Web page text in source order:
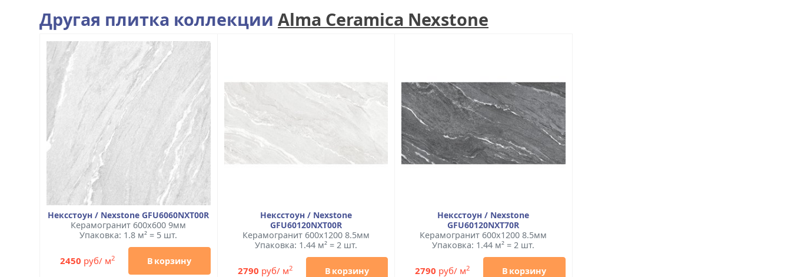
Другая плитка коллекции Alma Ceramica Nexstone
Нексстоун / Nexstone GFU6060NXT00R
Керамогранит 600x600 9мм
Упаковка: 1.8 м² = 5 шт.
2450 руб/ м2 В корзину
Нексстоун / Nexstone
GFU60120NXT00R
Керамогранит 600x1200 8.5мм
Упаковка: 1.44 м² = 2 шт.
2790 руб/ м2 В корзину
Нексстоун / Nexstone
GFU60120NXT70R
Керамогранит 600x1200 8.5мм
Упаковка: 1.44 м² = 2 шт.
2790 руб/ м2 В корзину